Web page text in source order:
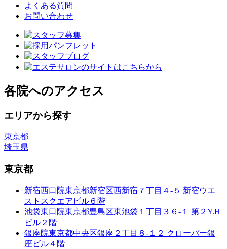
よくある質問
お問い合わせ
各院へのアクセス
エリアから探す
東京都
埼玉県
東京都
新宿西口院東京都新宿区西新宿７丁目４-５ 新宿ウエ
ストスクエアビル６階
池袋東口院東京都豊島区東池袋１丁目３６-１ 第２Y.H
ビル２階
銀座院東京都中央区銀座２丁目８-１２ クローバー銀
座ビル４階